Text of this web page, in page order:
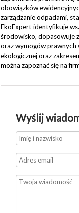
obowiązków
zarządzanie odpadami,
EkoExpert identyfikuje
środowisko, dopasowuje
oraz wymogów prawnych
ekologicznej oraz
można zapoznać się na
Wyślij